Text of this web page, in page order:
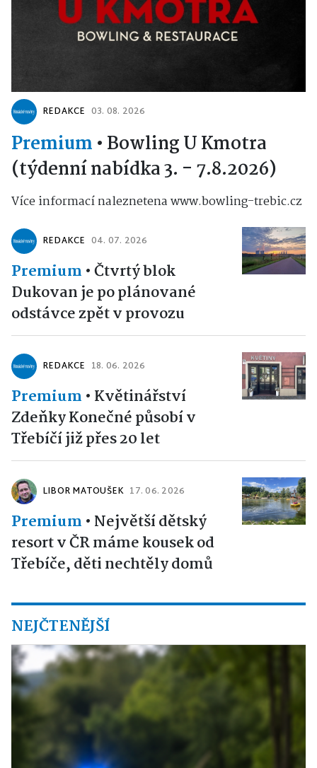
REDAKCE 03. 08. 2026
Premium • Bowling U Kmotra
(týdenní nabídka 3. - 7.8.2026)
Více informací naleznetena www.bowling-trebic.cz
REDAKCE 04. 07. 2026
Premium •Čtvrtý blok
Dukovan je po plánované
odstávce zpět v provozu
REDAKCE 18. 06. 2026
Premium • Květinářství
Zdeňky Konečné působí v
Třebíčí již přes 20 let
LIBOR MATOUŠEK 17. 06. 2026
Premium • Největší dětský
resort v ČR máme kousek od
Třebíče, děti nechtěly domů
NEJČTENĚJŠÍ